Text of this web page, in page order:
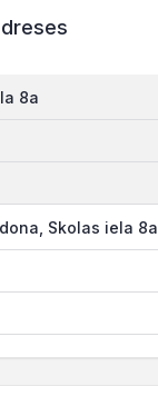
8a
Skolas iela 8a